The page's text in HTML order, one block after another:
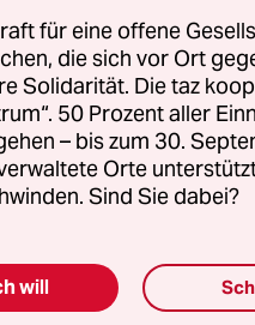
Wir hatten das Ziel
tolle gemeinsame
für eine offene
die sich vor Ort
Solidarität. Die taz
50 Prozent aller
– bis zum 30.
Orte
Sind Sie dabei?
will